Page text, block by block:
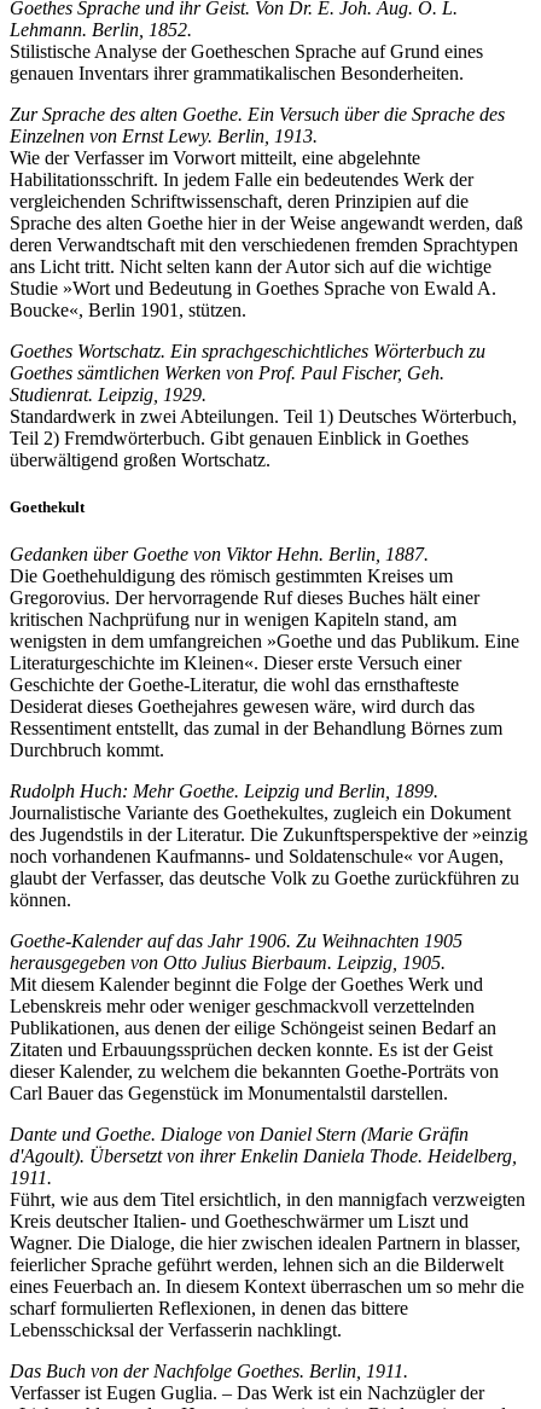
Goethes Sprache und ihr Geist. Von Dr. E. Joh. Aug. O. L.
Lehmann. Berlin, 1852.
Stilistische Analyse der Goetheschen Sprache auf Grund eines
genauen Inventars ihrer grammatikalischen Besonderheiten.
Zur Sprache des alten Goethe. Ein Versuch über die Sprache des
Einzelnen von Ernst Lewy. Berlin, 1913.
Wie der Verfasser im Vorwort mitteilt, eine abgelehnte
Habilitationsschrift. In jedem Falle ein bedeutendes Werk der
vergleichenden Schriftwissenschaft, deren Prinzipien auf die
Sprache des alten Goethe hier in der Weise angewandt werden, daß
deren Verwandtschaft mit den verschiedenen fremden Sprachtypen
ans Licht tritt. Nicht selten kann der Autor sich auf die wichtige
Studie »Wort und Bedeutung in Goethes Sprache von Ewald A.
Boucke«, Berlin 1901, stützen.
Goethes Wortschatz. Ein sprachgeschichtliches Wörterbuch zu
Goethes sämtlichen Werken von Prof. Paul Fischer, Geh.
Studienrat. Leipzig, 1929.
Standardwerk in zwei Abteilungen. Teil 1) Deutsches Wörterbuch,
Teil 2) Fremdwörterbuch. Gibt genauen Einblick in Goethes
überwältigend großen Wortschatz.
Goethekult
Gedanken über Goethe von Viktor Hehn. Berlin, 1887.
Die Goethehuldigung des römisch gestimmten Kreises um
Gregorovius. Der hervorragende Ruf dieses Buches hält einer
kritischen Nachprüfung nur in wenigen Kapiteln stand, am
wenigsten in dem umfangreichen »Goethe und das Publikum. Eine
Literaturgeschichte im Kleinen«. Dieser erste Versuch einer
Geschichte der Goethe-Literatur, die wohl das ernsthafteste
Desiderat dieses Goethejahres gewesen wäre, wird durch das
Ressentiment entstellt, das zumal in der Behandlung Börnes zum
Durchbruch kommt.
Rudolph Huch: Mehr Goethe. Leipzig und Berlin, 1899.
Journalistische Variante des Goethekultes, zugleich ein Dokument
des Jugendstils in der Literatur. Die Zukunftsperspektive der »einzig
noch vorhandenen Kaufmanns- und Soldatenschule« vor Augen,
glaubt der Verfasser, das deutsche Volk zu Goethe zurückführen zu
können.
Goethe-Kalender auf das Jahr 1906. Zu Weihnachten 1905
herausgegeben von Otto Julius Bierbaum. Leipzig, 1905.
Mit diesem Kalender beginnt die Folge der Goethes Werk und
Lebenskreis mehr oder weniger geschmackvoll verzettelnden
Publikationen, aus denen der eilige Schöngeist seinen Bedarf an
Zitaten und Erbauungssprüchen decken konnte. Es ist der Geist
dieser Kalender, zu welchem die bekannten Goethe-Porträts von
Carl Bauer das Gegenstück im Monumentalstil darstellen.
Dante und Goethe. Dialoge von Daniel Stern (Marie Gräfin
d'Agoult). Übersetzt von ihrer Enkelin Daniela Thode. Heidelberg,
1911.
Führt, wie aus dem Titel ersichtlich, in den mannigfach verzweigten
Kreis deutscher Italien- und Goetheschwärmer um Liszt und
Wagner. Die Dialoge, die hier zwischen idealen Partnern in blasser,
feierlicher Sprache geführt werden, lehnen sich an die Bilderwelt
eines Feuerbach an. In diesem Kontext überraschen um so mehr die
scharf formulierten Reflexionen, in denen das bittere
Lebensschicksal der Verfasserin nachklingt.
Das Buch von der Nachfolge Goethes. Berlin, 1911.
Verfasser ist Eugen Guglia. – Das Werk ist ein Nachzügler der